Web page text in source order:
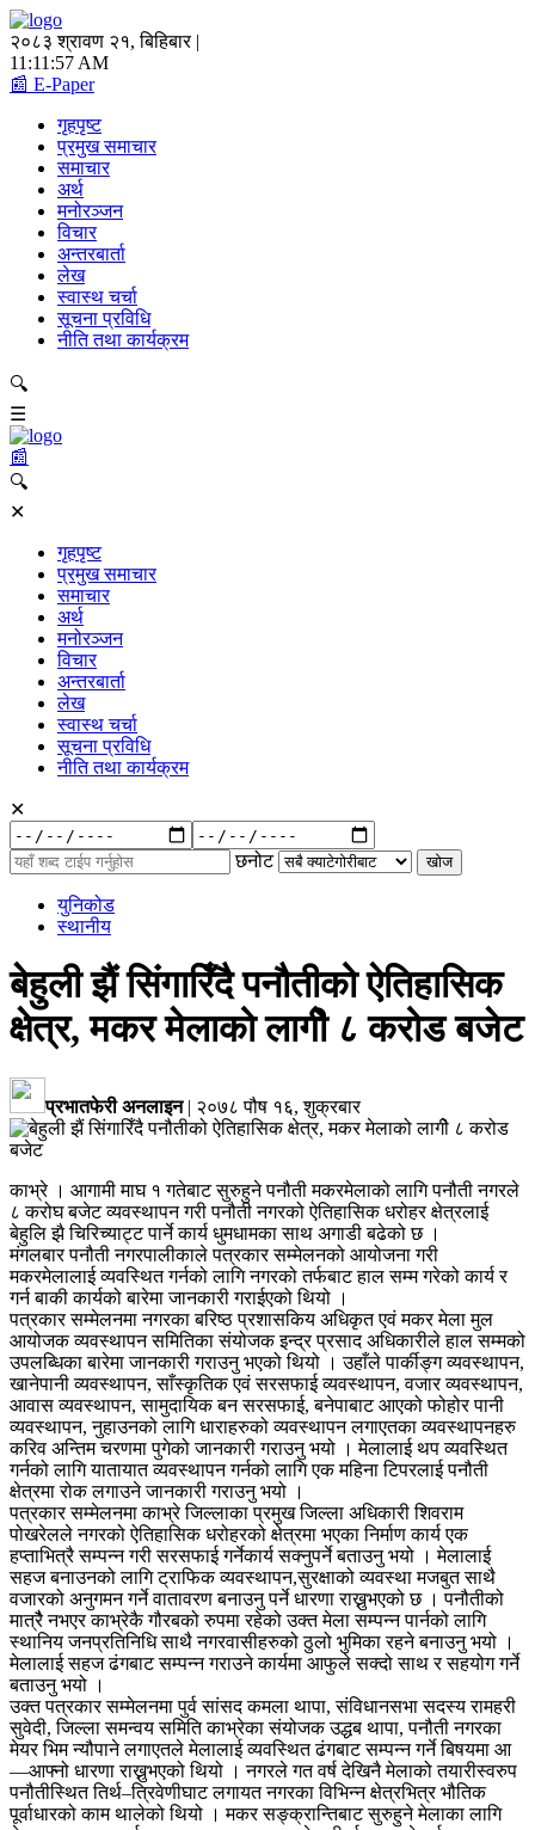
२०८३ श्रावण २१, बिहिबार |
11:11:57 AM
📰 E-Paper
गृहपृष्ट
प्रमुख समाचार
समाचार
अर्थ
मनोरञ्जन
विचार
अन्तरबार्ता
लेख
स्वास्थ चर्चा
सूचना प्रविधि
नीति तथा कार्यक्रम
🔍
☰
📰
🔍
✕
गृहपृष्ट
प्रमुख समाचार
समाचार
अर्थ
मनोरञ्जन
विचार
अन्तरबार्ता
लेख
स्वास्थ चर्चा
सूचना प्रविधि
नीति तथा कार्यक्रम
✕
अनुसार:
छनोट
युनिकोड
स्थानीय
बेहुली झैं सिंगारिँदै पनौतीको ऐतिहासिक
क्षेत्र, मकर मेलाको लागीे ८ करोड बजेट
प्रभातफेरी अनलाइन| २०७८ पौष १६, शुक्रबार
काभ्रे । आगामी माघ १ गतेबाट सुरुहुने पनौती मकरमेलाको लागि पनौती नगरले
८ करोघ बजेट व्यवस्थापन गरी पनौती नगरको ऐतिहासिक धरोहर क्षेत्रलाई
बेहुलि झै चिरिच्याट्ट पार्ने कार्य धुमधामका साथ अगाडी बढेको छ ।
मंगलबार पनौती नगरपालीकाले पत्रकार सम्मेलनको आयोजना गरी
मकरमेलालाई व्यवस्थित गर्नको लागि नगरको तर्फबाट हाल सम्म गरेको कार्य र
गर्न बाकी कार्यको बारेमा जानकारी गराईएको थियो ।
पत्रकार सम्मेलनमा नगरका बरिष्ठ प्रशासकिय अधिकृत एवं मकर मेला मुल
आयोजक व्यवस्थापन समितिका संयोजक इन्द्र प्रसाद अधिकारीले हाल सम्मको
उपलब्धिका बारेमा जानकारी गराउनु भएको थियो । उहाँले पार्कीङ्ग व्यवस्थापन,
खानेपानी व्यवस्थापन, साँस्कृतिक एवं सरसफाई व्यवस्थापन, वजार व्यवस्थापन,
आवास व्यवस्थापन, सामुदायिक बन सरसफाई, बनेपाबाट आएको फोहोर पानी
व्यवस्थापन, नुहाउनको लागि धाराहरुको व्यवस्थापन लगाएतका व्यवस्थापनहरु
करिव अन्तिम चरणमा पुगेको जानकारी गराउनु भयो । मेलालाई थप व्यवस्थित
गर्नको लागि यातायात व्यवस्थापन गर्नको लागि एक महिना टिपरलाई पनौती
क्षेत्रमा रोक लगाउने जानकारी गराउनु भयो ।
पत्रकार सम्मेलनमा काभ्रे जिल्लाका प्रमुख जिल्ला अधिकारी शिवराम
पोखरेलले नगरको ऐतिहासिक धरोहरको क्षेत्रमा भएका निर्माण कार्य एक
हप्ताभित्रै सम्पन्न गरी सरसफाई गर्नेकार्य सक्नुपर्ने बताउनु भयो । मेलालाई
सहज बनाउनको लागि ट्राफिक व्यवस्थापन,सुरक्षाको व्यवस्था मजबुत साथै
वजारको अनुगमन गर्ने वातावरण बनाउनु पर्ने धारणा राख्नुभएको छ । पनौतीको
मात्रैै नभएर काभ्रेकै गौरबको रुपमा रहेको उक्त मेला सम्पन्न पार्नको लागि
स्थानिय जनप्रतिनिधि साथै नगरवासीहरुको ठुलो भुमिका रहने बनाउनु भयो ।
मेलालाई सहज ढंगबाट सम्पन्न गराउने कार्यमा आफुले सक्दो साथ र सहयोग गर्ने
बताउनु भयो ।
उक्त पत्रकार सम्मेलनमा पुर्व सांसद कमला थापा, संविधानसभा सदस्य रामहरी
सुवेदी, जिल्ला समन्वय समिति काभ्रेका संयोजक उद्धब थापा, पनौती नगरका
मेयर भिम न्यौपाने लगाएतले मेलालाई व्यवस्थित ढंगबाट सम्पन्न गर्ने बिषयमा आ
—आफ्नो धारणा राख्नुभएको थियो । नगरले गत वर्ष देखिनै मेलाको तयारीस्वरुप
पनौतीस्थित तिर्थ–त्रिवेणीघाट लगायत नगरका विभिन्न क्षेत्रभित्र भौतिक
पूर्वाधारको काम थालेको थियो । मकर सङ्क्रान्तिबाट सुरुहुने मेलाका लागि